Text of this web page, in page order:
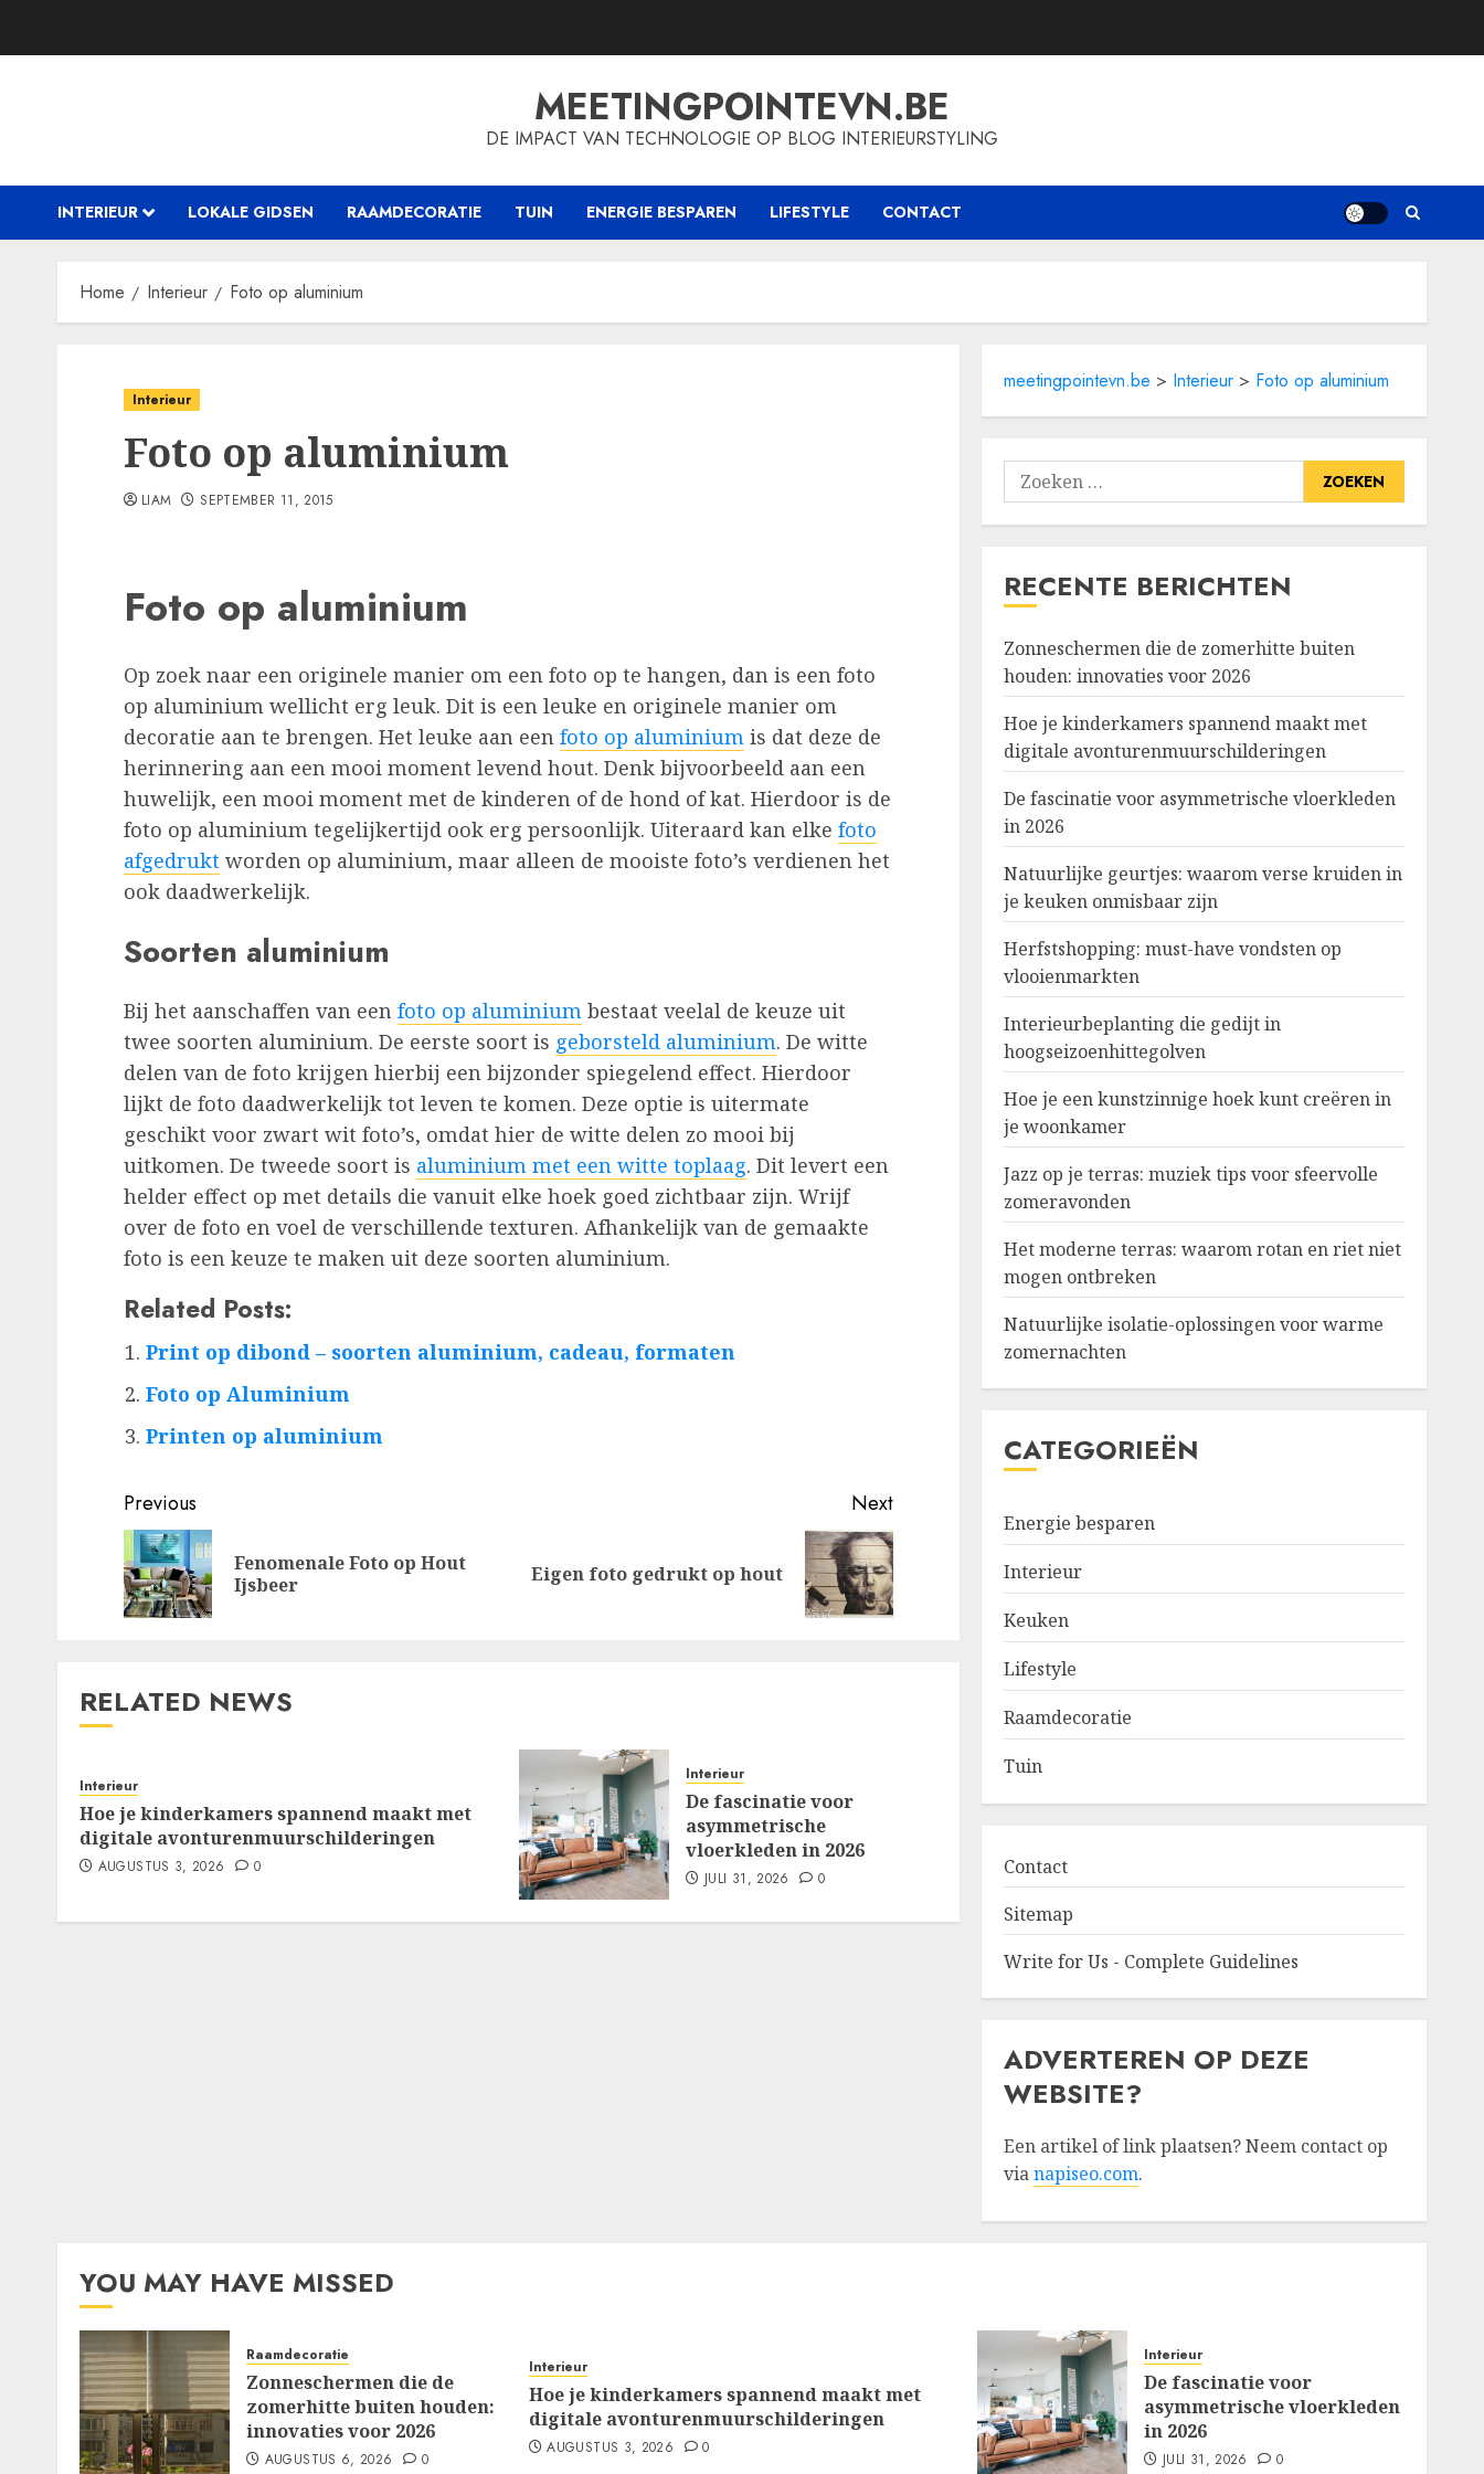
MEETINGPOINTEVN.BE
DE IMPACT VAN TECHNOLOGIE OP BLOG INTERIEURSTYLING
INTERIEUR LOKALE GIDSEN RAAMDECORATIE TUIN ENERGIE BESPAREN LIFESTYLE CONTACT
Home Interieur Foto op aluminium
Interieur
Foto op aluminium
LIAM SEPTEMBER 11, 2015
Foto op aluminium
Op zoek naar een originele manier om een foto op te hangen, dan is een foto
op aluminium wellicht erg leuk. Dit is een leuke en originele manier om
decoratie aan te brengen. Het leuke aan een foto op aluminium is dat deze de
herinnering aan een mooi moment levend hout. Denk bijvoorbeeld aan een
huwelijk, een mooi moment met de kinderen of de hond of kat. Hierdoor is de
foto op aluminium tegelijkertijd ook erg persoonlijk. Uiteraard kan elke foto
afgedrukt worden op aluminium, maar alleen de mooiste foto’s verdienen het
ook daadwerkelijk.
Soorten aluminium
Bij het aanschaffen van een foto op aluminium bestaat veelal de keuze uit
twee soorten aluminium. De eerste soort is geborsteld aluminium. De witte
delen van de foto krijgen hierbij een bijzonder spiegelend effect. Hierdoor
lijkt de foto daadwerkelijk tot leven te komen. Deze optie is uitermate
geschikt voor zwart wit foto’s, omdat hier de witte delen zo mooi bij
uitkomen. De tweede soort is aluminium met een witte toplaag. Dit levert een
helder effect op met details die vanuit elke hoek goed zichtbaar zijn. Wrijf
over de foto en voel de verschillende texturen. Afhankelijk van de gemaakte
foto is een keuze te maken uit deze soorten aluminium.
Related Posts:
Print op dibond – soorten aluminium, cadeau, formaten
Foto op Aluminium
Printen op aluminium
Post
navigation
Previous
Previous
Fenomenale Foto op Hout
Ijsbeer
Next
Next
Eigen foto gedrukt op hout
RELATED NEWS
Interieur
Hoe je kinderkamers spannend maakt met
digitale avonturenmuurschilderingen
AUGUSTUS 3, 2026 0
Interieur
De fascinatie voor
asymmetrische
vloerkleden in 2026
JULI 31, 2026 0
meetingpointevn.be > Interieur> Foto op aluminium
Zoeken
naar:
RECENTE BERICHTEN
Zonneschermen die de zomerhitte buiten
houden: innovaties voor 2026
Hoe je kinderkamers spannend maakt met
digitale avonturenmuurschilderingen
De fascinatie voor asymmetrische vloerkleden
in 2026
Natuurlijke geurtjes: waarom verse kruiden in
je keuken onmisbaar zijn
Herfstshopping: must-have vondsten op
vlooienmarkten
Interieurbeplanting die gedijt in
hoogseizoenhittegolven
Hoe je een kunstzinnige hoek kunt creëren in
je woonkamer
Jazz op je terras: muziek tips voor sfeervolle
zomeravonden
Het moderne terras: waarom rotan en riet niet
mogen ontbreken
Natuurlijke isolatie-oplossingen voor warme
zomernachten
CATEGORIEËN
Energie besparen
Interieur
Keuken
Lifestyle
Raamdecoratie
Tuin
Contact
Sitemap
Write for Us - Complete Guidelines
ADVERTEREN OP DEZE
WEBSITE?
Een artikel of link plaatsen? Neem contact op
vianapiseo.com.
YOU MAY HAVE MISSED
Raamdecoratie
Zonneschermen die de
zomerhitte buiten houden:
innovaties voor 2026
AUGUSTUS 6, 2026 0
Interieur
Hoe je kinderkamers spannend maakt met
digitale avonturenmuurschilderingen
AUGUSTUS 3, 2026 0
Interieur
De fascinatie voor
asymmetrische vloerkleden
in 2026
JULI 31, 2026 0